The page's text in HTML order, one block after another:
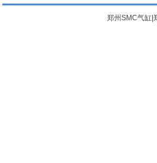
郑州SMC气缸|